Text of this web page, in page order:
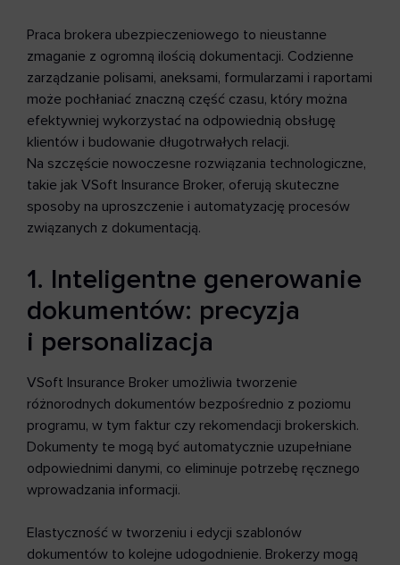
Praca brokera ubezpieczeniowego to nieustanne
zmaganie z ogromną ilością dokumentacji. Codzienne
zarządzanie polisami, aneksami, formularzami i raportami
może pochłaniać znaczną część czasu, który można
efektywniej wykorzystać na odpowiednią obsługę
klientów i budowanie długotrwałych relacji.
Na szczęście nowoczesne rozwiązania technologiczne,
takie jak VSoft Insurance Broker, oferują skuteczne
sposoby na uproszczenie i automatyzację procesów
związanych z dokumentacją.
1. Inteligentne generowanie
dokumentów: precyzja
i personalizacja
VSoft Insurance Broker umożliwia tworzenie
różnorodnych dokumentów bezpośrednio z poziomu
programu, w tym faktur czy rekomendacji brokerskich.
Dokumenty te mogą być automatycznie uzupełniane
odpowiednimi danymi, co eliminuje potrzebę ręcznego
wprowadzania informacji.
Elastyczność w tworzeniu i edycji szablonów
dokumentów to kolejne udogodnienie. Brokerzy mogą